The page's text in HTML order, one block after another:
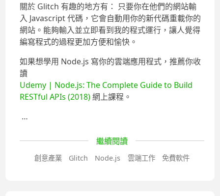
關於 Glitch 有趣的地方有： 只要你在他們的網站輸
入 Javascript 代碼，它會自動用你的新代碼重載你的
網站。能夠輸入並立即看到我的程式運行，讓人覺得
編寫程式的過程更加方便和愉快。
如果想學用 Node.js 寫你的雲端應用程式，推薦你收
讀
Udemy | Node.js: The Complete Guide to Build
RESTful APIs (2018)網上課程。
…
繼續閱讀
創意產業 Glitch Node.js 雲端工作 免費軟件